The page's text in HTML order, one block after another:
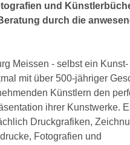
und
durch die
Meissen - selbst ein Kunst-
mit über 500-jähriger
Künstlern den
ihrer Kunstwerke.
Druckgrafiken,
Fotografien und